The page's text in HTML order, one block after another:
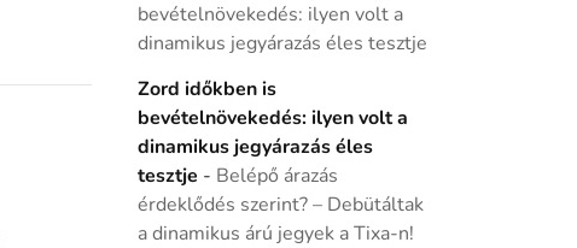
bevételnövekedés: ilyen volt a
dinamikus jegyárazás éles tesztje
Zord időkben is
bevételnövekedés: ilyen volt a
dinamikus jegyárazás éles
tesztje - Belépő árazás
érdeklődés szerint? – Debütáltak
a dinamikus árú jegyek a Tixa-n!